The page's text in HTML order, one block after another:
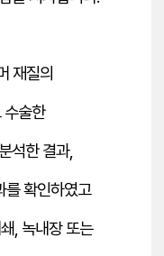
재질의
수술한
석한 결과,
를 확인하였고
, 녹내장 또는